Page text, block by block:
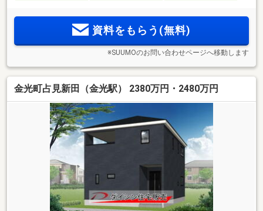
資料をもらう(無料)
※SUUMOのお問い合わせページへ移動します
金光町占見新田（金光駅） 2380万円・2480万円